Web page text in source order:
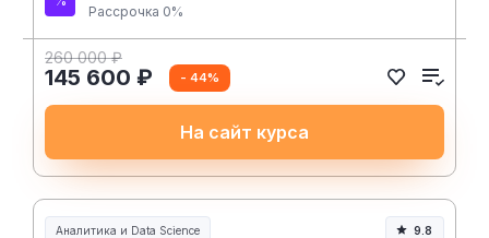
Рассрочка 0%
260 000 ₽
145 600 ₽ - 44%
На сайт курса
Аналитика и Data Science 9.8